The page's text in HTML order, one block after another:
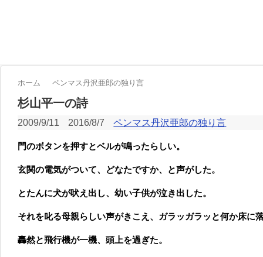
ホーム ペンマス丹沢亜郎の独り言
杉山平一の詩
2009/9/11 2016/8/7 ペンマス丹沢亜郎の独り言
門のボタンを押すとベルが鳴ったらしい。
玄関の電気がついて、どなたですか、と声がした。
とたんに犬が吠え出し、幼い子供が泣き出した。
それを叱る母親らしい声がきこえ、ガラッガラッと何か床に
轟然と飛行機が一機、頭上を過ぎた。